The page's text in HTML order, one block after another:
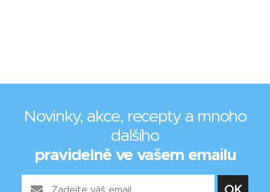
Novinky, akce, recepty a mnoho
dalšího
pravidelně ve vašem emailu